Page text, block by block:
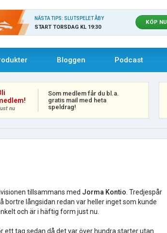
NÄSTA TIPS: SLUTSPELET ÅBY
START TORSDAG KL 19:30
KÖP NU
Bloggen Podcast
nu
Som medlem får du bl.a.
gratis mail med heta
speldrag!
tillsammans med Jorma Kontio . Tredjespår
bortre långsidan redan var heller inget som kunde
och är i häftig form just nu.
ett tag sedan då det var över hundra starter utan